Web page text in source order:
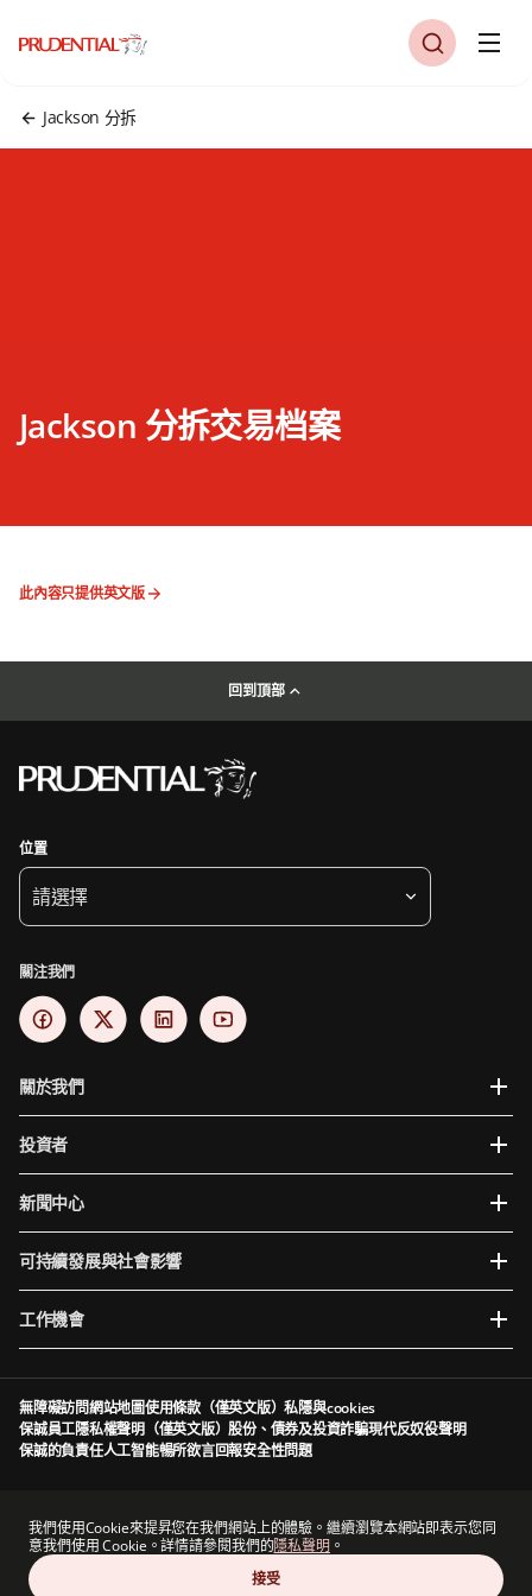
Jackson 分拆
Jackson 分拆交易档案
此內容只提供英文版
我們使用Cookie來提昇您在我們網站上的體驗。繼續瀏覽本網站即表示您同
意我們使用 Cookie。詳情請參閱我們的隱私聲明 。
接受
回到頂部
位置
請選擇
關注我們
關於我們
投資者
新聞中心
可持續發展與社會影響
工作機會
無障礙訪問網站地圖使用條款（僅英文版）私隱與cookies
保誠員工隱私權聲明（僅英文版）股份、債券及投資詐騙現代反奴役聲明
保誠的負責任人工智能暢所欲言回報安全性問題
London, EC4M 7NG, United Kingdom。註冊編號為1397169。Prudential plc為一家控股公
司，其部分附屬公司由香港保險業監管局及其他監管機構授權及規管（視情況而定）。香港主
要營業地點：香港中環港景街1號國際金融中心一期13 樓。
Prudential plc與保德信金融集團（一家主要營業地點位於美國的公司）及The Prudential